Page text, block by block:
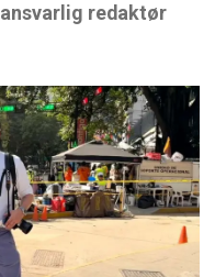
ansvarlig redaktør